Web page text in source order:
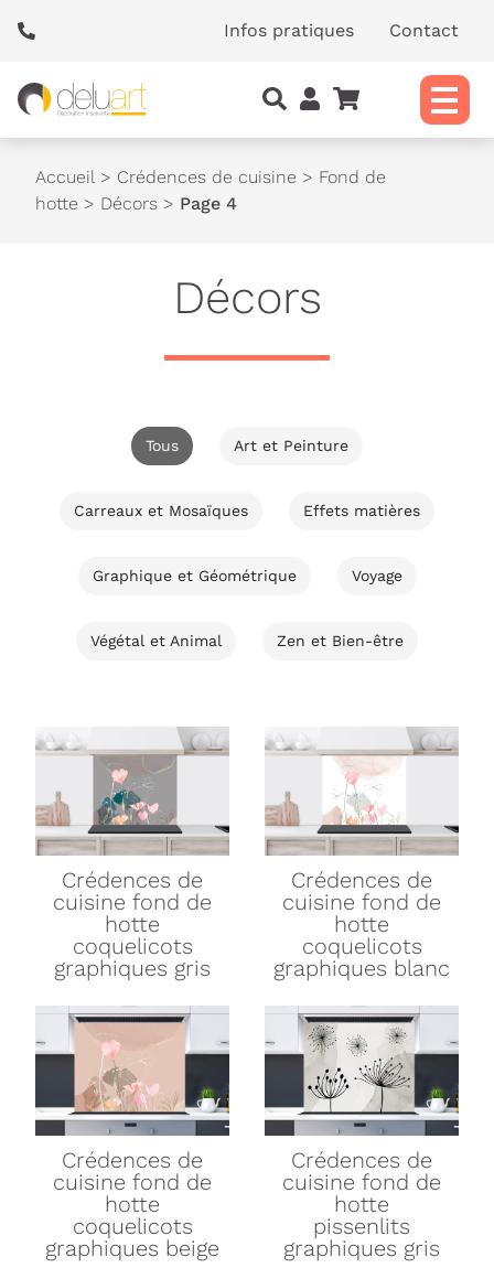
Infos pratiques Contact
Accueil > Crédences de cuisine > Fond de
hotte > Décors > Page 4
Décors
Tous Art et Peinture
Carreaux et Mosaïques Effets matières
Graphique et Géométrique Voyage
Végétal et Animal Zen et Bien-être
Crédences de
cuisine fond de
hotte
coquelicots
graphiques gris
Crédences de
cuisine fond de
hotte
coquelicots
graphiques blanc
Crédences de
cuisine fond de
hotte
coquelicots
graphiques beige
Crédences de
cuisine fond de
hotte
pissenlits
graphiques gris